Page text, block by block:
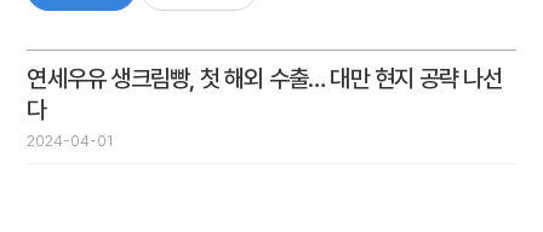
소
개
연세우유 생크림빵, 첫 해외 수출… 대만 현지 공략 나선
다
2024-04-01